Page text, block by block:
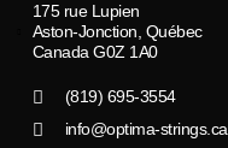
175 rue Lupien
Aston-Jonction, Québec
Canada G0Z 1A0
(819) 695-3554
info@optima-strings.ca